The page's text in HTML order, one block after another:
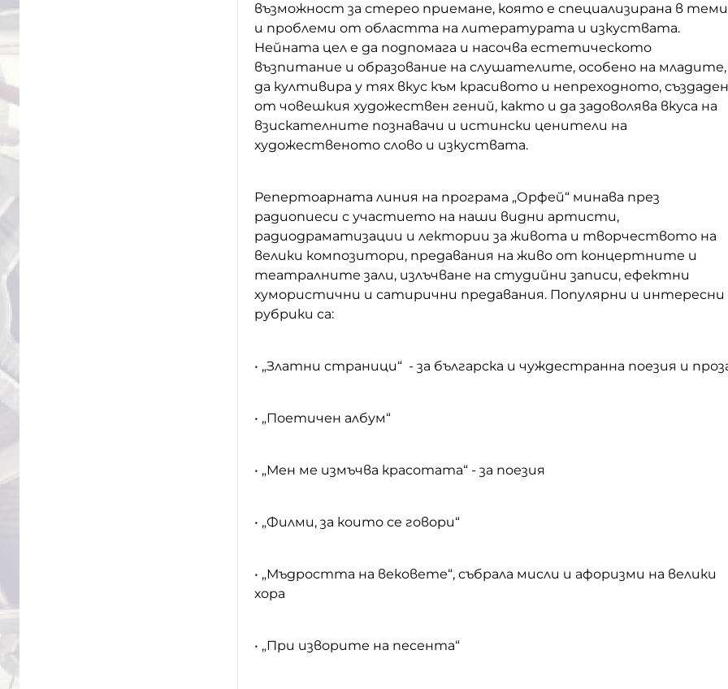
възможност за стерео приемане, която е специализирана в теми
и проблеми от областта на литературата и изкуствата.
Нейната цел е да подпомага и насочва естетическото
възпитание и образование на слушателите, особено на младите,
да култивира у тях вкус към красивото и непреходното,
от човешкия художествен гений, както и да задоволява вкуса на
взискателните познавачи и истински ценители на
художественото слово и изкуствата.
Репертоарната линия на програма „Орфей“ минава през
радиопиеси с участието на наши видни артисти,
радиодраматизации и лектории за живота и творчеството на
велики композитори, предавания на живо от концертните и
театралните зали, излъчване на студийни записи, ефектни
хумористични и сатирични предавания. Популярни и интересни
рубрики са:
• „Златни страници“ - за българска и чуждестранна поезия и
• „Поетичен албум“
• „Мен ме измъчва красотата“ - за поезия
• „Филми, за които се говори“
• „Мъдростта на вековете“, събрала мисли и афоризми на велики
хора
• „При изворите на песента“